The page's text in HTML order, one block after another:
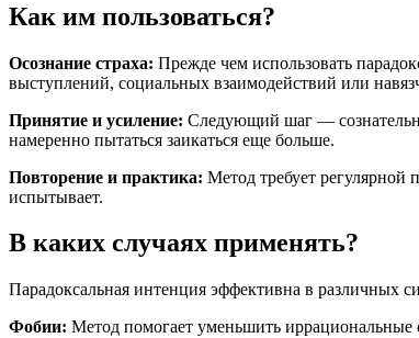
Как им пользоваться?
Осознание страха: Прежде чем использовать
выступлений, социальных взаимодействий или
Принятие и усиление: Следующий шаг —
намеренно пытаться заикаться еще больше.
Повторение и практика: Метод требует
испытывает.
В каких случаях применять?
Парадоксальная интенция эффективна в различных
Фобии: Метод помогает уменьшить иррациональные